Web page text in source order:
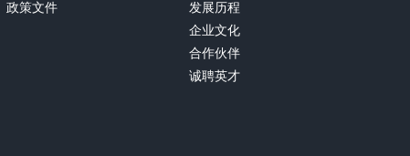
政策文件
发展历程
企业文化
合作伙伴
诚聘英才